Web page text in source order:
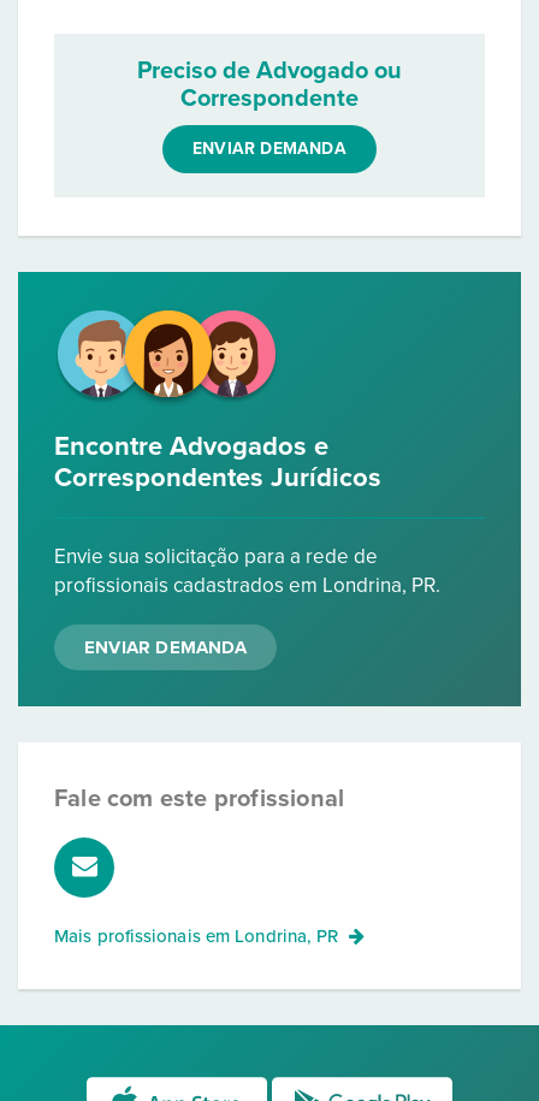
Preciso de Advogado ou
Correspondente
ENVIAR DEMANDA
Encontre Advogados e
Correspondentes Jurídicos
Envie sua solicitação para a rede de
profissionais cadastrados em Londrina, PR.
ENVIAR DEMANDA
Fale com este profissional
Mais profissionais em Londrina, PR